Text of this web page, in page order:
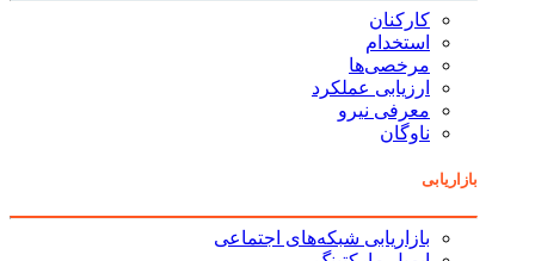
کارکنان
استخدام
مرخصی‌ها
ارزیابی عملکرد
معرفی نیرو
ناوگان
بازاریابی
بازاریابی شبکه‌های اجتماعی